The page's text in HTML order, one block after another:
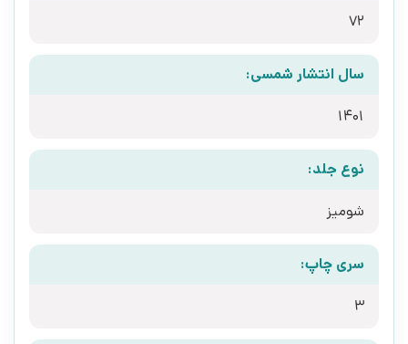
72
سال انتشار شمسی:
1401
نوع جلد:
شومیز
سری چاپ:
3